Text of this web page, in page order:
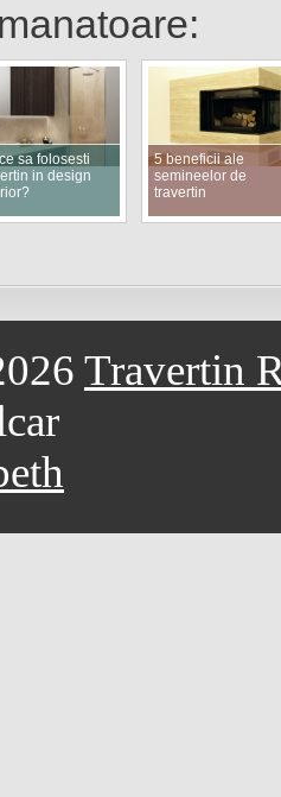
sa folosesti
in design
5 beneficii ale
semineelor de
travertin
Travertin